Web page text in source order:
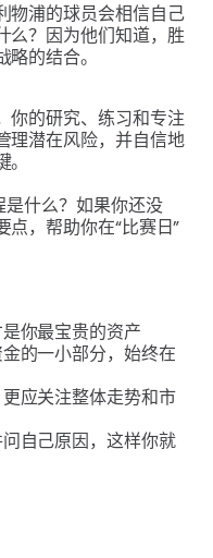
物浦的球员会相信自己
么？因为他们知道，胜
的结合。
你的研究、练习和专注
理潜在风险，并自信地
是什么？如果你还没
，帮助你在“比赛日”
你最宝贵的资产
的一小部分，始终在
应关注整体走势和市
自己原因，这样你就